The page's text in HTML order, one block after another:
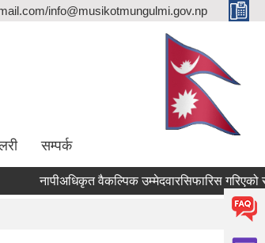
info@musikotmungulmi.gov.np
सम्पर्क
नापीअधिकृत वैकल्पिक उम्मेदवारसिफारिस गरिएको